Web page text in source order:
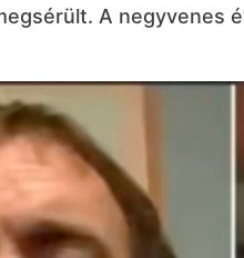
A negyvenes